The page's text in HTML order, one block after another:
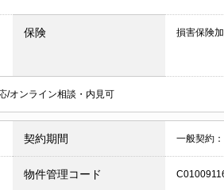
保険 損害保険加
/オンライン相談・内見可
契約期間 一般契約
物件管理コード